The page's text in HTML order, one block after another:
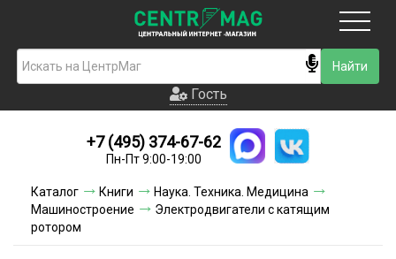
Гость
Новинки
Условия доставки
Гость
+7 (495) 374-67-62
Пн-Пт 9:00-19:00
Каталог Книги
Наука. Техника. Медицина
Машиностроение
Электродвигатели с катящим
ротором